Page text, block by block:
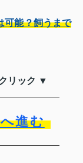
可能？飼うまで
リック ▼
進む